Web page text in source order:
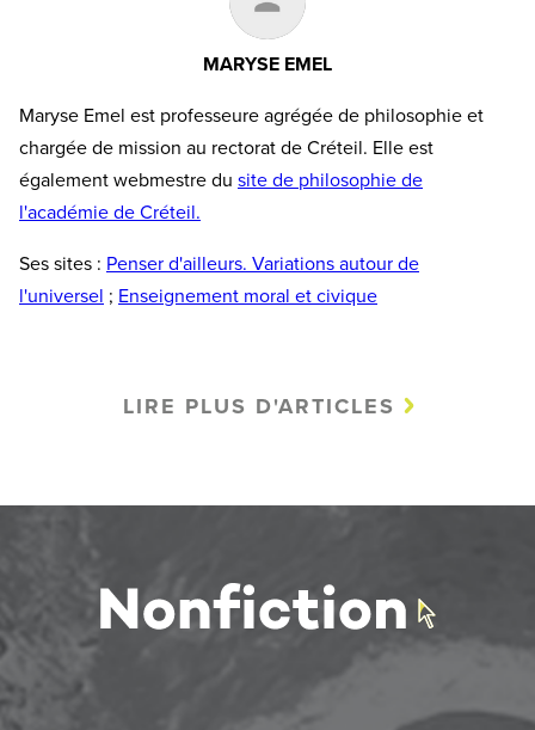
MARYSE EMEL
Maryse Emel est professeure agrégée de philosophie et
chargée de mission au rectorat de Créteil. Elle est
également webmestre du site de philosophie de
l'académie de Créteil.
Ses sites : Penser d'ailleurs. Variations autour de
l'universel ; Enseignement moral et civique
LIRE PLUS D'ARTICLES